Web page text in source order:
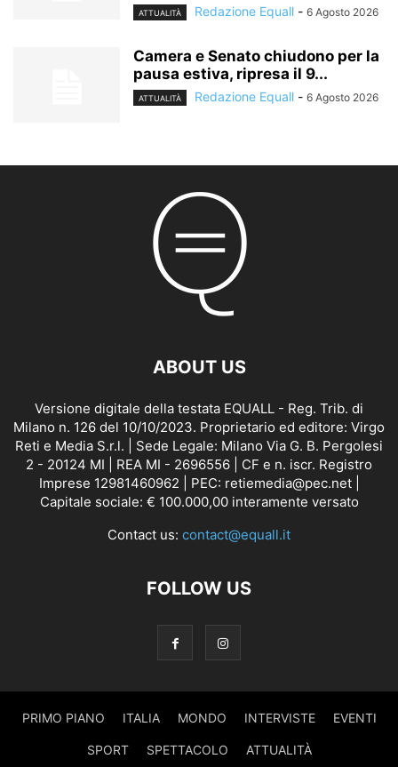
ATTUALITÀ Redazione Equall - 6 Agosto 2026
Camera e Senato chiudono per la
pausa estiva, ripresa il 9...
ATTUALITÀ Redazione Equall - 6 Agosto 2026
ABOUT US
Versione digitale della testata EQUALL - Reg. Trib. di
Milano n. 126 del 10/10/2023. Proprietario ed editore: Virgo
Reti e Media S.r.l. | Sede Legale: Milano Via G. B. Pergolesi
2 - 20124 MI | REA MI - 2696556 | CF e n. iscr. Registro
Imprese 12981460962 | PEC: retiemedia@pec.net |
Capitale sociale: € 100.000,00 interamente versato
Contact us: contact@equall.it
FOLLOW US
PRIMO PIANO ITALIA MONDO INTERVISTE EVENTI
SPORT SPETTACOLO ATTUALITÀ